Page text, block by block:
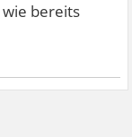
bereits